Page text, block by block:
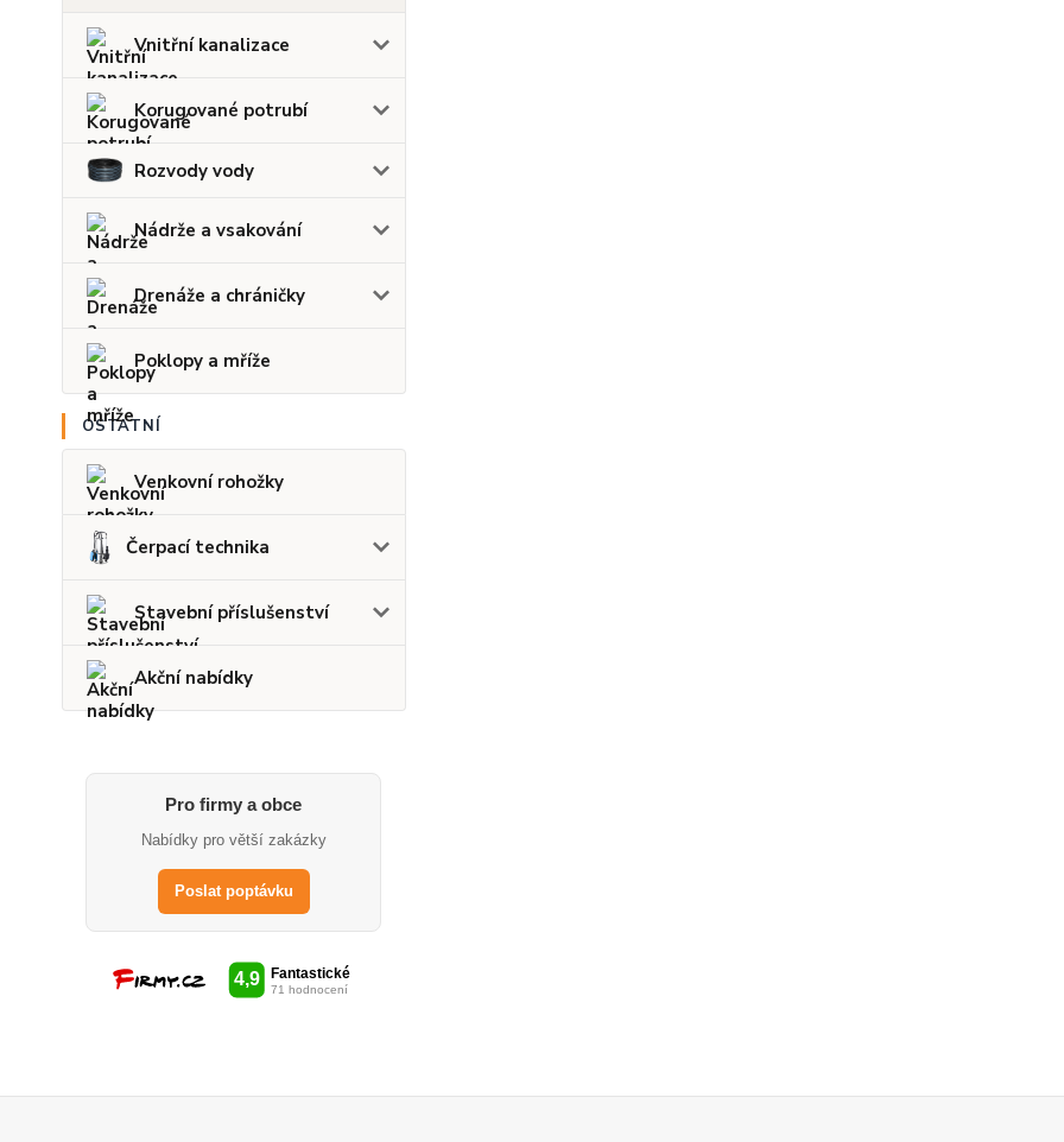
Vnitřní kanalizace
Korugované potrubí
Rozvody vody
Nádrže a vsakování
Drenáže a chráničky
Poklopy a mříže
OSTATNÍ
Venkovní rohožky
Čerpací technika
Stavební příslušenství
Akční nabídky
Pro firmy a obce
Nabídky pro větší zakázky
Poslat poptávku